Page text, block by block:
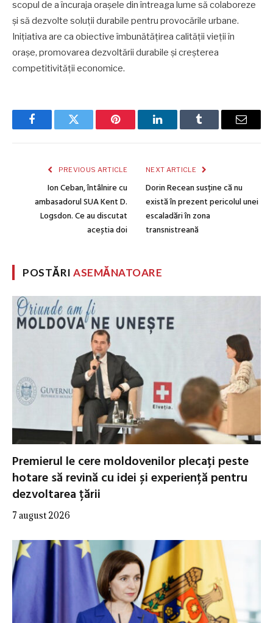
scopul de a încuraja orașele din întreaga lume să colaboreze
și să dezvolte soluții durabile pentru provocările urbane.
Inițiativa are ca obiective îmbunătățirea calității vieții în
orașe, promovarea dezvoltării durabile și creșterea
competitivității economice.
FacebookTwitter Pinterest LinkedInTumblr Email
PREVIOUS ARTICLE
Ion Ceban, întâlnire cu
ambasadorul SUA Kent D.
Logsdon. Ce au discutat
aceștia doi
NEXT ARTICLE
Dorin Recean susține că nu
există în prezent pericolul unei
escaladări în zona
transnistreană
POSTĂRIASEMĂNATOARE
Premierul le cere moldovenilor plecați peste
hotare să revină cu idei și experiență pentru
dezvoltarea țării
7 august 2026